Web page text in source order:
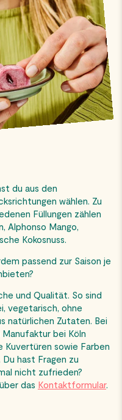
du aus den
wählen. Zu
Füllungen zählen
Alphonso Mango,
Kokosnuss.
passend zur Saison je
und Qualität. So sind
vegetarisch, ohne
natürlichen Zutaten. Bei
bei Köln
Kuvertüren sowie Farben
hast Fragen zu
nicht zufrieden?
das Kontaktformular.